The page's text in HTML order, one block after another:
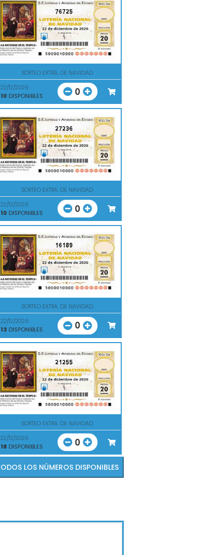
76725
SORTEO EXTRA. DE NAVIDAD
22/12/2026
10 DISPONIBLES 0
27236
SORTEO EXTRA. DE NAVIDAD
22/12/2026
10 DISPONIBLES 0
16189
SORTEO EXTRA. DE NAVIDAD
22/12/2026
13 DISPONIBLES 0
21255
SORTEO EXTRA. DE NAVIDAD
22/12/2026
18 DISPONIBLES 0
VER TODOS LOS NÚMEROS DISPONIBLES